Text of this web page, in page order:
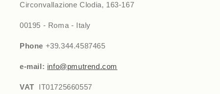
Circonvallazione Clodia, 163-167
00195 - Roma - Italy
Phone +39.344.4587465
e-mail: info@pmutrend.com
VAT IT01725660557